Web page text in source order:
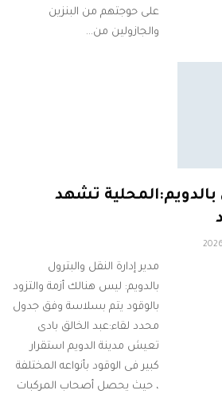
على حوجتهم من البنزين
والجازولين من…
بالدويم:المحلية تشهد
مدير إدارة النقل والبترول
بالدويم: ليس هنالك أزمة والتزود
بالوقود يتم بسلاسة وفق جدول
محدد لقاء:عبد الخالق بادى
تعيش مدينة الدويم استقرار
كبير فى الوقود بأنواعه المختلفة
، حيث يحصل أصحاب المركبات